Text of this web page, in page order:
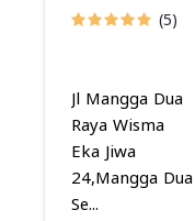
(5)
Jl Mangga Dua
Raya Wisma
Eka Jiwa
24,Mangga Dua
Se...